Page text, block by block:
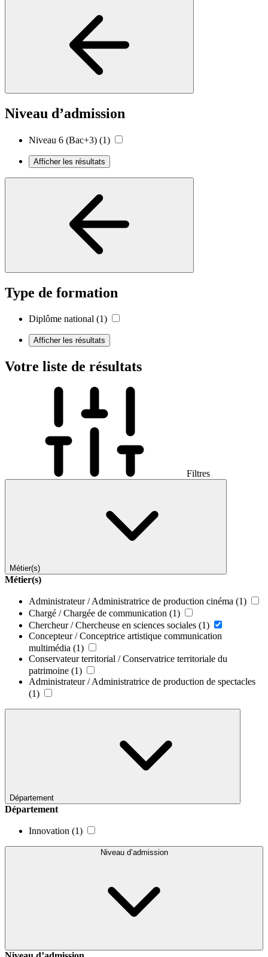
Niveau d’admission
Niveau 6 (Bac+3) (1)
Afficher les résultats
Type de formation
Diplôme national (1)
Afficher les résultats
Votre liste de résultats
Filtres
Métier(s)
Métier(s)
Administrateur / Administratrice de production cinéma (1)
Chargé / Chargée de communication (1)
Chercheur / Chercheuse en sciences sociales (1)
Concepteur / Conceptrice artistique communication
multimédia (1)
Conservateur territorial / Conservatrice territoriale du
patrimoine (1)
Administrateur / Administratrice de production de spectacles
(1)
Département
Département
Innovation (1)
Niveau d’admission